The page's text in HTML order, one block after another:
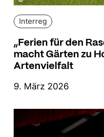
Interreg
„Ferien für den
macht Gärten zu
Artenvielfalt
9. März 2026